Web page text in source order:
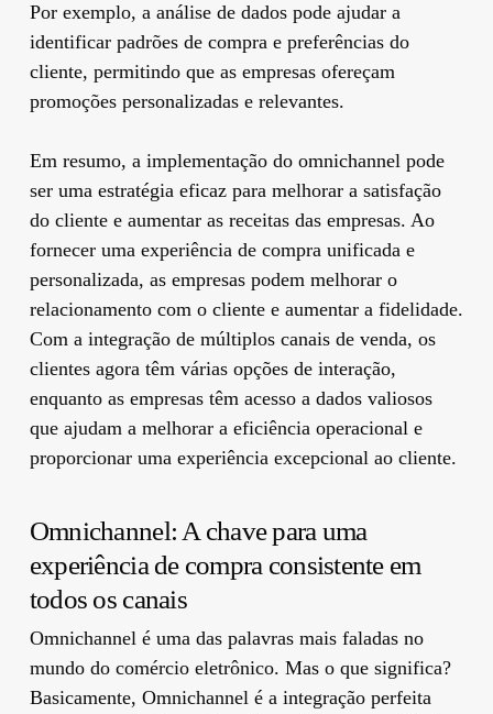
Por exemplo, a análise de dados pode ajudar a
identificar padrões de compra e preferências do
cliente, permitindo que as empresas ofereçam
promoções personalizadas e relevantes.
Em resumo, a implementação do omnichannel pode
ser uma estratégia eficaz para melhorar a satisfação
do cliente e aumentar as receitas das empresas. Ao
fornecer uma experiência de compra unificada e
personalizada, as empresas podem melhorar o
relacionamento com o cliente e aumentar a fidelidade.
Com a integração de múltiplos canais de venda, os
clientes agora têm várias opções de interação,
enquanto as empresas têm acesso a dados valiosos
que ajudam a melhorar a eficiência operacional e
proporcionar uma experiência excepcional ao cliente.
Omnichannel: A chave para uma
experiência de compra consistente em
todos os canais
Omnichannel é uma das palavras mais faladas no
mundo do comércio eletrônico. Mas o que significa?
Basicamente, Omnichannel é a integração perfeita